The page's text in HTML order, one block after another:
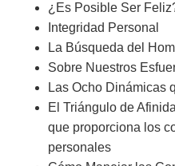
¿Es Posible Ser
Integridad Personal
La Búsqueda del
Sobre Nuestros
Las Ocho Dinámicas
El Triángulo de
que proporciona los
personales